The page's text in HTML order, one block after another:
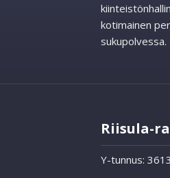
kotimainen
sukupolvessa.
Riisula-
Y-tunnus: